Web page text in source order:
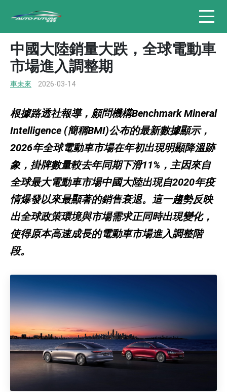
中國大陸銷量大跌，全球電動車
市場進入調整期
車未來 2026-03-14
根據路透社報導，顧問機構Benchmark Mineral
Intelligence (簡稱BMI)公布的最新數據顯示，
2026年全球電動車市場在年初出現明顯降溫跡
象，掛牌數量較去年同期下滑11%，主因來自
全球最大電動車市場中國大陸出現自2020年疫
情爆發以來最顯著的銷售衰退。這一趨勢反映
出全球政策環境與市場需求正同時出現變化，
使得原本高速成長的電動車市場進入調整階
段。